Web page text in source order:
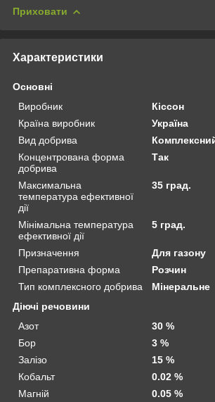
Приховати
Характеристики
Основні
Виробник
Кіссон
Країна виробник
Україна
Вид добрива
Концентрована форма
добрива
Так
Максимальна
температура ефективної
дії
35 град.
Мінімальна температура
ефективної дії
5 град.
Призначення
Для газону
Препаративна форма
Розчин
Тип комплексного добрива
Мінеральне
Діючі речовини
Азот
30 %
Бор
3 %
Залізо
15 %
Кобальт
0.02 %
Магній
0.05 %